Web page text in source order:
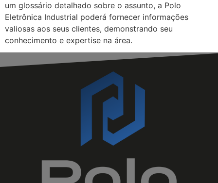
um glossário detalhado sobre o assunto, a Polo
Eletrônica Industrial poderá fornecer informações
valiosas aos seus clientes, demonstrando seu
conhecimento e expertise na área.